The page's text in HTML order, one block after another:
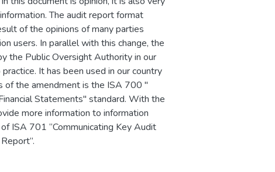
The audit report format
of the opinions of many parties
users. In parallel with this change, the
the Public Oversight Authority in our
It has been used in our country
of the amendment is the ISA 700 "
Statements" standard. With the
more information to information
ISA 701 “Communicating Key Audit